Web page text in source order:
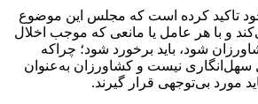
تاکید کرده است که مجلس این موضوع
و با هر عامل یا مانعی که موجب اخلال
شود، باید برخورد شود؛ چراکه
سهل‌انگاری نیست و کشاورزان به‌عنوان
مورد بی‌توجهی قرار گیرند.